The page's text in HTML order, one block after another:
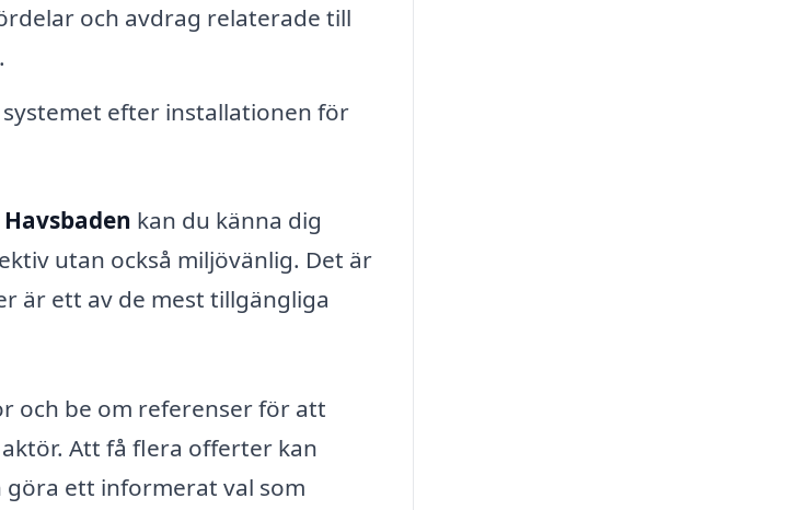
och avdrag relaterade till
efter installationen för
kan du känna dig
utan också miljövänlig. Det är
är ett av de mest tillgängliga
och be om referenser för att
Att få flera offerter kan
göra ett informerat val som